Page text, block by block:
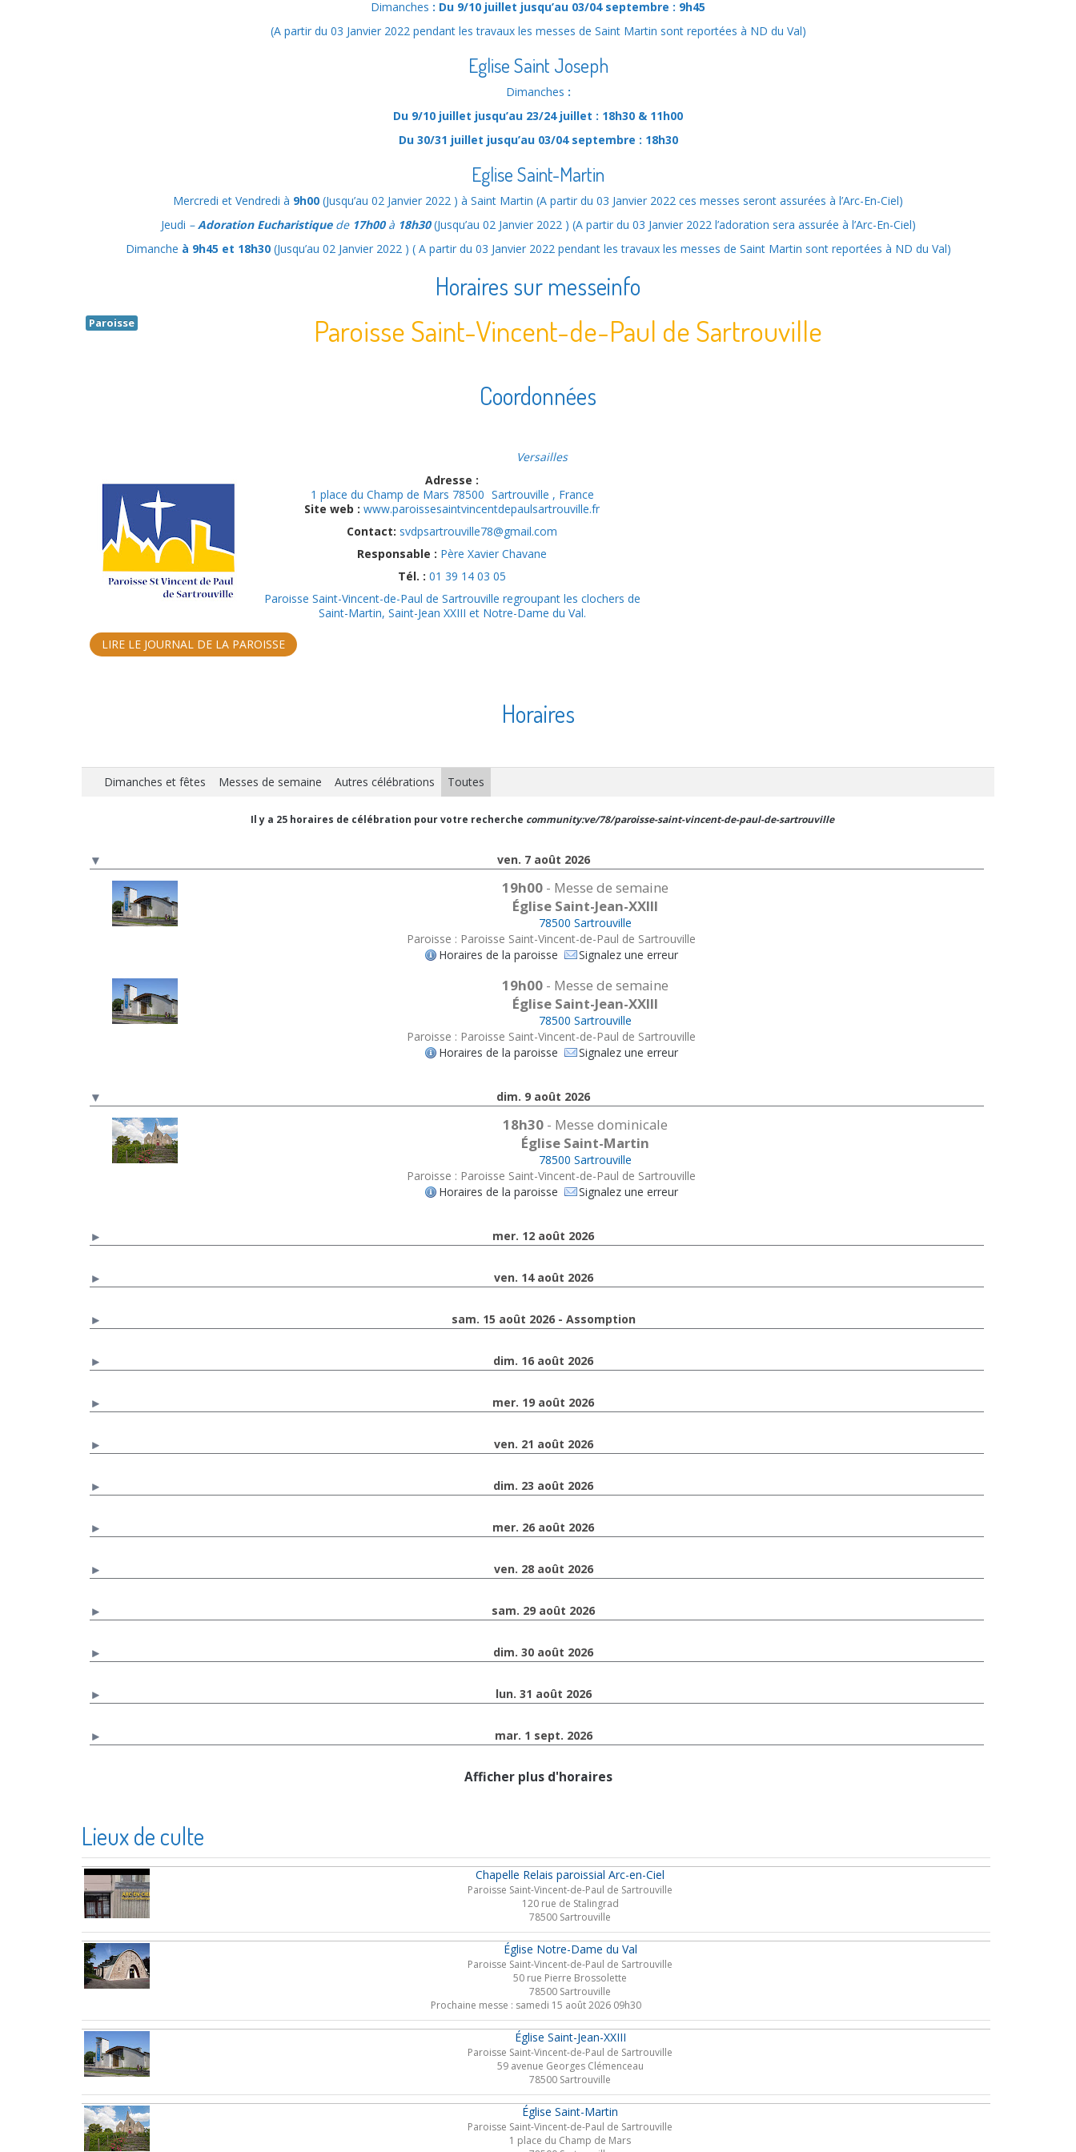
Dimanches : Du 9/10 juillet jusqu’au 03/04 septembre : 9h45
(A partir du 03 Janvier 2022 pendant les travaux les messes de Saint Martin sont reportées à ND du Val)
Eglise Saint Joseph
Dimanches :
Du 9/10 juillet jusqu’au 23/24 juillet : 18h30 & 11h00
Du 30/31 juillet jusqu’au 03/04 septembre : 18h30
Eglise Saint-Martin
Mercredi et Vendredi à 9h00 (Jusqu’au 02 Janvier 2022 ) à Saint Martin (A partir du 03 Janvier 2022 ces messes seront assurées à l’Arc-En-Ciel)
Jeudi –Adoration Eucharistiquede 17h00à18h30(Jusqu’au 02 Janvier 2022 ) (A partir du 03 Janvier 2022 l’adoration sera assurée à l’Arc-En-Ciel)
Dimanche à 9h45 et 18h30 (Jusqu’au 02 Janvier 2022 ) ( A partir du 03 Janvier 2022 pendant les travaux les messes de Saint Martin sont reportées à ND du Val)
Horaires sur messeinfo
Paroisse Paroisse Saint-Vincent-de-Paul de Sartrouville
Coordonnées
Versailles
Adresse :
1 place du Champ de Mars 78500 Sartrouville , France
Site web : www.paroissesaintvincentdepaulsartrouville.fr
Contact: svdpsartrouville78@gmail.com
Responsable : Père Xavier Chavane
Tél. : 01 39 14 03 05
Paroisse Saint-Vincent-de-Paul de Sartrouville regroupant les clochers de
Saint-Martin, Saint-Jean XXIII et Notre-Dame du Val.
LIRE LE JOURNAL DE LA PAROISSE
Horaires
Dimanches et fêtes Messes de semaine Autres célébrations Toutes
Il y a 25 horaires de célébration pour votre recherche community:ve/78/paroisse-saint-vincent-de-paul-de-sartrouville
ven. 7 août 2026
19h00- Messe de semaine
Église Saint-Jean-XXIII
78500 Sartrouville
Paroisse : Paroisse Saint-Vincent-de-Paul de Sartrouville
Horaires de la paroisse
Signalez une erreur
19h00- Messe de semaine
Église Saint-Jean-XXIII
78500 Sartrouville
Paroisse : Paroisse Saint-Vincent-de-Paul de Sartrouville
Horaires de la paroisse
Signalez une erreur
dim. 9 août 2026
18h30- Messe dominicale
Église Saint-Martin
78500 Sartrouville
Paroisse : Paroisse Saint-Vincent-de-Paul de Sartrouville
Horaires de la paroisse
Signalez une erreur
mer. 12 août 2026
ven. 14 août 2026
sam. 15 août 2026 - Assomption
dim. 16 août 2026
mer. 19 août 2026
ven. 21 août 2026
dim. 23 août 2026
mer. 26 août 2026
ven. 28 août 2026
sam. 29 août 2026
dim. 30 août 2026
lun. 31 août 2026
mar. 1 sept. 2026
Afficher plus d'horaires
Lieux de culte
Chapelle Relais paroissial Arc-en-Ciel
Paroisse Saint-Vincent-de-Paul de Sartrouville
120 rue de Stalingrad
78500 Sartrouville
Église Notre-Dame du Val
Paroisse Saint-Vincent-de-Paul de Sartrouville
50 rue Pierre Brossolette
78500 Sartrouville
Prochaine messe : samedi 15 août 2026 09h30
Église Saint-Jean-XXIII
Paroisse Saint-Vincent-de-Paul de Sartrouville
59 avenue Georges Clémenceau
78500 Sartrouville
Église Saint-Martin
Paroisse Saint-Vincent-de-Paul de Sartrouville
1 place du Champ de Mars